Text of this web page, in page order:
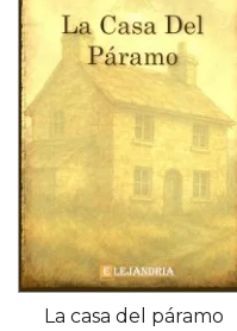
La casa del páramo